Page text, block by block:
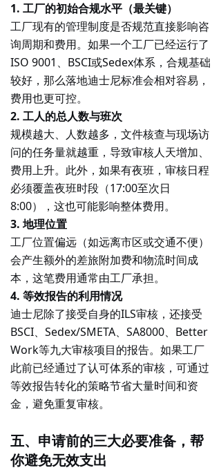
1. 工厂的初始合规水平（最关键）
工厂现有的管理制度是否规范直接影响咨
询周期和费用。如果一个工厂已经运行了
ISO 9001、BSCI或Sedex体系，合规基础
较好，那么落地迪士尼标准会相对容易，
费用也更可控。
2. 工人的总人数与班次
规模越大、人数越多，文件核查与现场访
问的任务量就越重，导致审核人天增加、
费用上升。此外，如果有夜班，审核日程
必须覆盖夜班时段（17:00至次日
8:00），这也可能影响整体费用。
3. 地理位置
工厂位置偏远（如远离市区或交通不便）
会产生额外的差旅附加费和物流时间成
本 ，这笔费用通常由工厂承担。
4. 等效报告的利用情况
迪士尼除了接受自身的ILS审核，还接受
BSCI、Sedex/SMETA、SA8000、Better
Work等九大审核项目的报告。如果工厂
此前已经通过了认可体系的审核，可通过
等效报告转化的策略节省大量时间和资
金，避免重复审核。
五、申请前的三大必要准备，帮
你避免无效支出